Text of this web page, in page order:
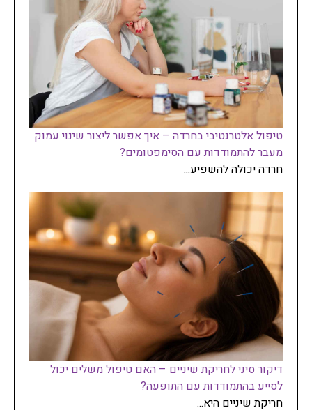
טיפול אלטרנטיבי בחרדה – איך אפשר ליצור שינוי עמוק
מעבר להתמודדות עם הסימפטומים?
חרדה יכולה להשפיע...
דיקור סיני לחריקת שיניים – האם טיפול משלים יכול
לסייע בהתמודדות עם התופעה?
חריקת שיניים היא...